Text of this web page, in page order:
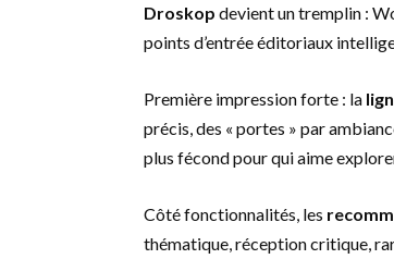
Droskop devient un tremplin :
points d’entrée éditoriaux
Première impression forte : la
précis, des « portes » par
plus fécond pour qui aime
Côté fonctionnalités, les
thématique, réception critique,